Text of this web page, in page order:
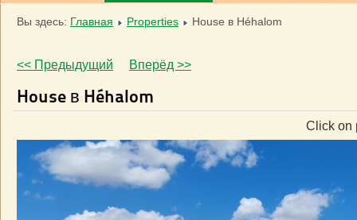
Вы здесь: Главная Properties House в Héhalom
<< Предыдущий Вперёд >>
House в Héhalom
Click on